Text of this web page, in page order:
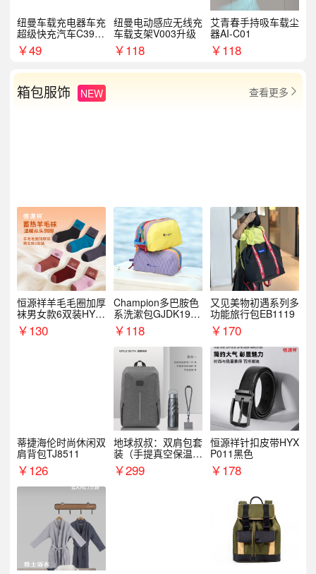
纽曼车载充电器车充
超级快充汽车C39提
手拉环
￥49
纽曼电动感应无线充
车载支架V003升级
￥118
艾青春手持吸车载尘
器AI-C01
￥118
箱包服饰 NEW 查看更多 
恒源祥羊毛毛圈加厚
袜男女款6双装HYX
068WZ
￥130
Champion多巴胺色
系洗漱包GJDK19R
1￥118
又见美物初遇系列多
功能旅行包EB1119
￥170
蒂捷海伦时尚休闲双
肩背包TJ8511
￥126
地球叔叔：双肩包套
装（手提真空保温杯
+手机挂绳）
￥299
恒源祥针扣皮带HYX
P011黑色
￥178